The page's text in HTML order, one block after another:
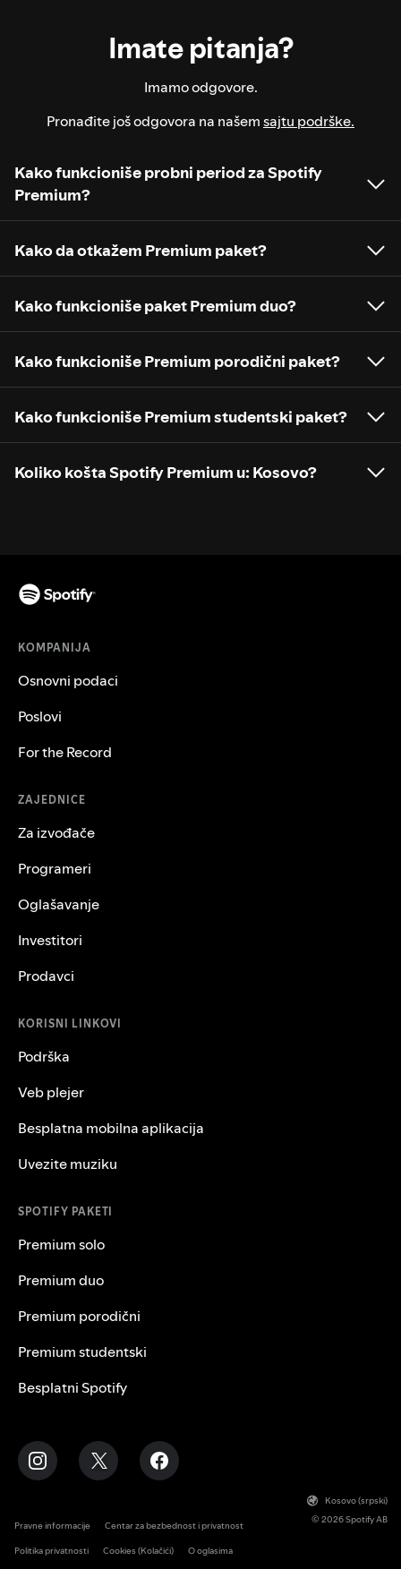
Imate pitanja?
Imamo odgovore.
Pronađite još odgovora na našemsajtu podrške.
Kako funkcioniše probni period za Spotify
Premium?
Kako da otkažem Premium paket?
Kako funkcioniše paket Premium duo?
Kako funkcioniše Premium porodični paket?
Kako funkcioniše Premium studentski paket?
Koliko košta Spotify Premium u: Kosovo?
KOMPANIJA
Osnovni podaci
Poslovi
For the Record
ZAJEDNICE
Za izvođače
Programeri
Oglašavanje
Investitori
Prodavci
KORISNI LINKOVI
Podrška
Veb plejer
Besplatna mobilna aplikacija
Uvezite muziku
SPOTIFY PAKETI
Premium solo
Premium duo
Premium porodični
Premium studentski
Besplatni Spotify
Kosovo (srpski)
Pravne informacije Centar za bezbednost i privatnost
Politika privatnosti Cookies (Kolačići) O oglasima
© 2026 Spotify AB